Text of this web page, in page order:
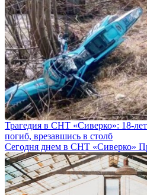
Трагедия в СНТ «Сиверко»: 18-
погиб, врезавшись в столб
Сегодня днем в СНТ «Сиверко»